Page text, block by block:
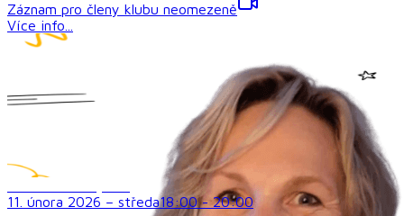
Záznam pro členy klubu neomezeně
Více info...
11. února 2026 – středa18:00-20:00